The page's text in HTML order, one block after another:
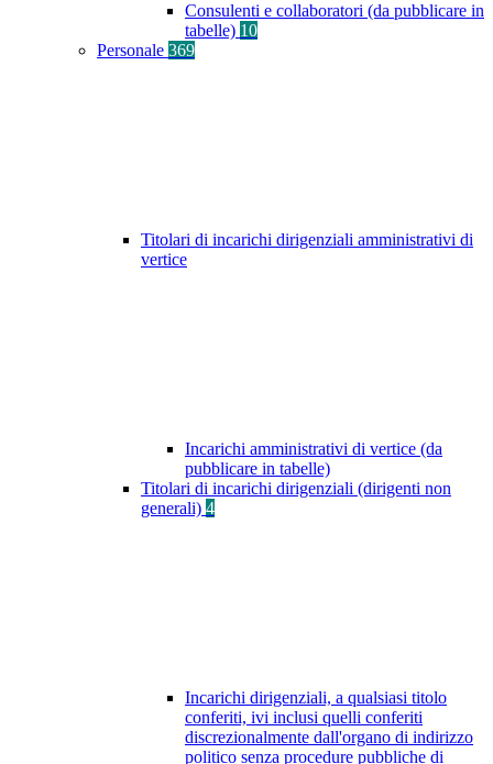
Consulenti e collaboratori (da pubblicare in
tabelle) 10
Personale 369
Titolari di incarichi dirigenziali amministrativi di
vertice
Incarichi amministrativi di vertice (da
pubblicare in tabelle)
Titolari di incarichi dirigenziali (dirigenti non
generali) 4
Incarichi dirigenziali, a qualsiasi titolo
conferiti, ivi inclusi quelli conferiti
discrezionalmente dall'organo di indirizzo
politico senza procedure pubbliche di